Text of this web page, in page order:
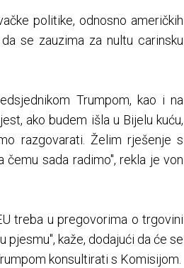
politike, odnosno američkih
se zauzima za nultu carinsku
Trumpom, kao i na
ako budem išla u Bijelu kuću,
razgovarati. Želim rješenje s
sada radimo", rekla je von
treba u pregovorima o trgovini
kaže, dodajući da će se
konsultirati s Komisijom.